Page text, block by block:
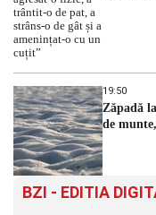
19:50
Zăpadă
de
BZI - EDITIA